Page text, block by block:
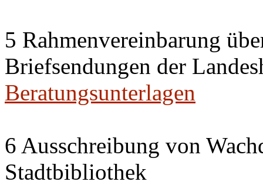
5 Rahmenvereinbarung
Briefsendungen der
Beratungsunterlagen
6 Ausschreibung von
Stadtbibliothek